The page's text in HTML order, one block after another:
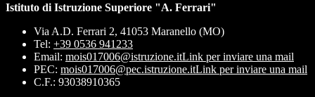
Istituto di Istruzione Superiore "A. Ferrari"
Via A.D. Ferrari 2, 41053 Maranello (MO)
Tel: +39 0536 941233
Email: mois017006@istruzione.itLink per inviare una mail
PEC: mois017006@pec.istruzione.itLink per inviare una mail
C.F.: 93038910365